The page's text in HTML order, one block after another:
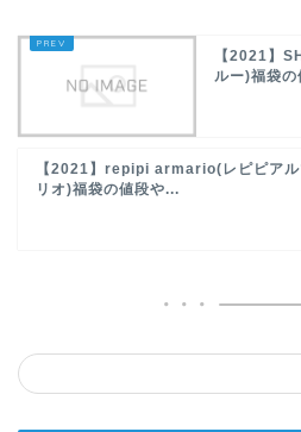
【2021】
ルー)福袋
【2021】repipi armario(レピピアル
リオ)福袋の値段や...